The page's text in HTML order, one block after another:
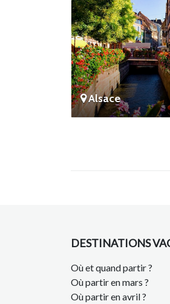
Alsace
DESTINATIONS
Où et quand partir ?
Où partir en mars ?
Où partir en avril ?